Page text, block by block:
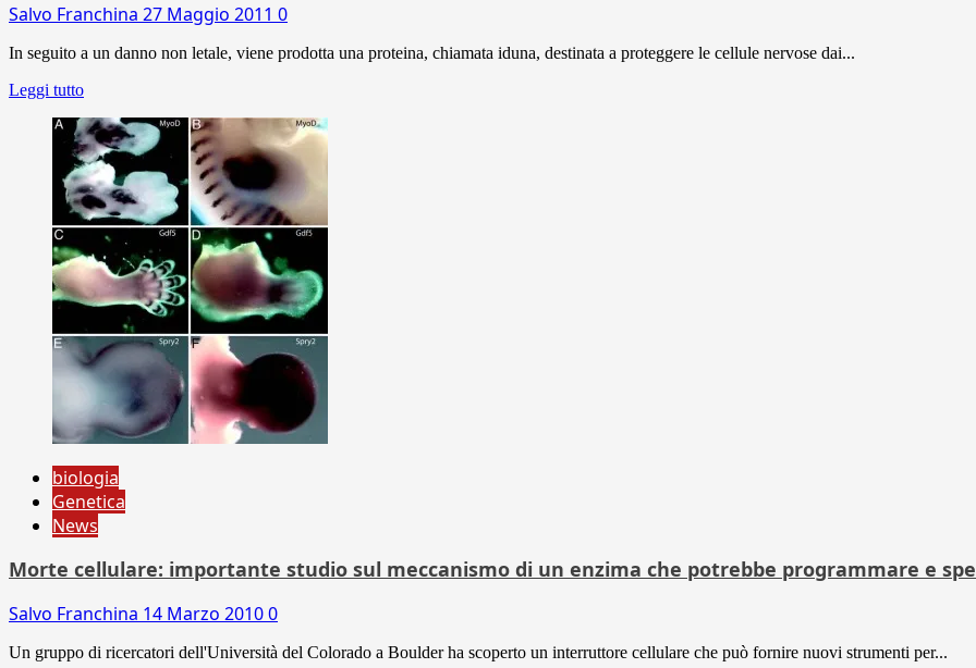
Salvo Franchina 27 Maggio 2011 0
In seguito a un danno non letale, viene prodotta una proteina, chiamata iduna, destinata a proteggere le cellule nervose dai...
Leggi tutto
biologia
Genetica
News
Morte cellulare: importante studio sul meccanismo di un enzima che potrebbe programmare e
Salvo Franchina 14 Marzo 20100
Un gruppo di ricercatori dell'Università del Colorado a Boulder ha scoperto un interruttore cellulare che può fornire nuovi strumenti per...